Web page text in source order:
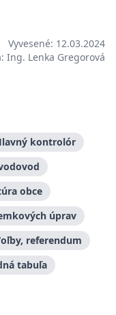
Vyvesené: 12.03.2024
Ing. Lenka Gregorová
kontrolór
obce
úprav
referendum
tabuľa